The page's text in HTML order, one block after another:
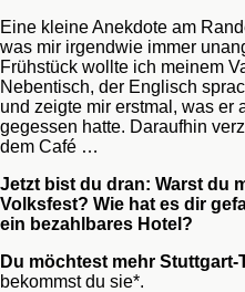
Eine kleine Anekdote am
was mir irgendwie immer
Frühstück wollte ich meinem
Nebentisch, der Englisch
und zeigte mir erstmal, was er
gegessen hatte. Daraufhin
dem Café …
Jetzt bist du dran: Warst du
Volksfest? Wie hat es dir
ein bezahlbares Hotel?
Du möchtest mehr Stuttgart-
bekommst du sie*.